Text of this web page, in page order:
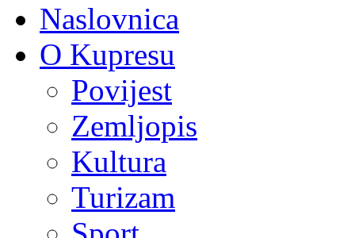
Naslovnica
O Kupresu
Povijest
Zemljopis
Kultura
Turizam